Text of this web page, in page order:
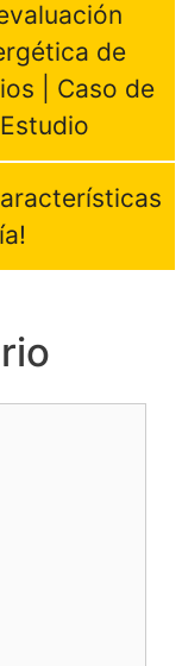
de
| Caso de
Estudio